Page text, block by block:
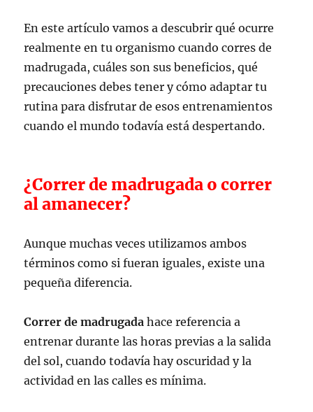
En este artículo vamos a descubrir qué ocurre
realmente en tu organismo cuando corres de
madrugada, cuáles son sus beneficios, qué
precauciones debes tener y cómo adaptar tu
rutina para disfrutar de esos entrenamientos
cuando el mundo todavía está despertando.
¿Correr de madrugada o correr
al amanecer?
Aunque muchas veces utilizamos ambos
términos como si fueran iguales, existe una
pequeña diferencia.
Correr de madrugada hace referencia a
entrenar durante las horas previas a la salida
del sol, cuando todavía hay oscuridad y la
actividad en las calles es mínima.